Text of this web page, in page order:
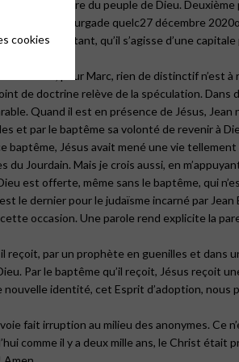
dans l’histoire du peuple de Dieu. Deuxième
une bourgade quelc27 décembre
lieu important, qu’il s’agisse d’une
pour Marc, rien de distinctif n’est
de doctrine relève de la spéculation. Dans
Quand il est en présence de Jésus, Jean
et par le baptême sa volonté de revenir à
baptême, Jésus avait mené une vie tellement
Jourdain. Mais je crois aussi, en
est offerte, même sans le baptême, qui
le dernier pour le judaïsme incarné par
occasion. Une parole rend explicite la
reçoit, par un prophète en guenilles et dans
Par le baptême qu’il reçoit, Jésus reçoit
identité, cet Esprit d’adoption, nous
fait irruption au milieu des anonymes. Ce
comme il y a deux mille ans, le Christ était
cookies